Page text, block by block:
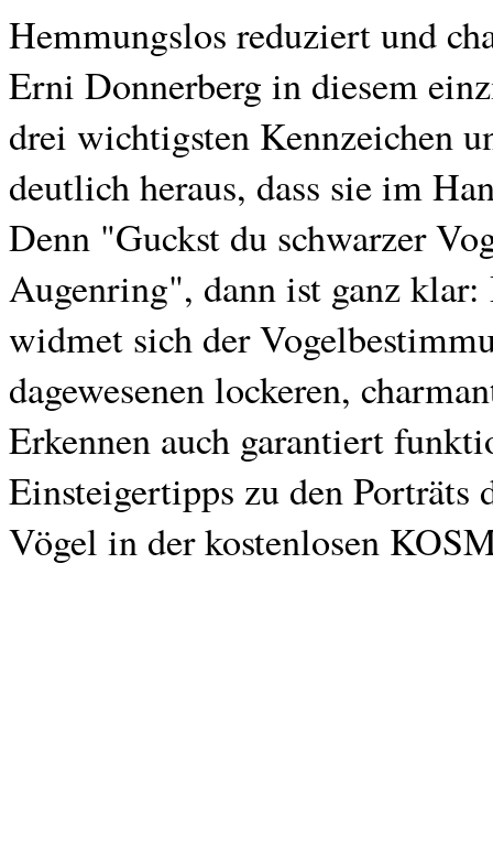
Hemmungslos reduziert und
Erni Donnerberg in diesem
drei wichtigsten Kennzeichen
deutlich heraus, dass sie im
Denn "Guckst du schwarzer
Augenring", dann ist ganz
widmet sich der
dagewesenen lockeren,
Erkennen auch garantiert
Einsteigertipps zu den
Vögel in der kostenlosen